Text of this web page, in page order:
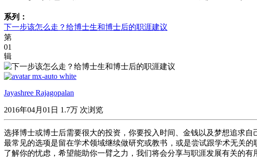
系列：
下一步该怎么走？给博士生和博士后的职涯建议
第
01
辑
Jayashree Rajagopalan
2016年04月01日 1.7万 次浏览
选择博士或博士后需要很大的投资，你要投入时间、金钱以及梦想追求
最常见的选项是留在学术领域继续做研究或教书，或是尝试跟学术无关
了解你的忧虑，希望能助你一臂之力，我们将会分享与职涯发展有关的有